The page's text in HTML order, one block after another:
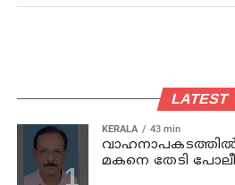
LATEST
KERALA 43 min
വാഹനാപകടത്തില്‍
മകനെ തേടി